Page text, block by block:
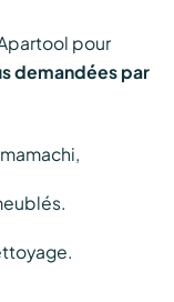
pour
demandées par